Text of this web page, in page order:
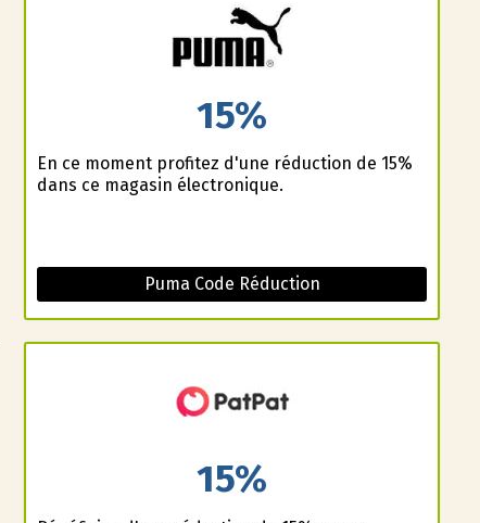
15%
En ce moment profitez d'une réduction de 15%
dans ce magasin électronique.
Puma Code Réduction
15%